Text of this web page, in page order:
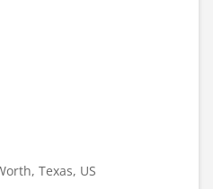
Texas, US